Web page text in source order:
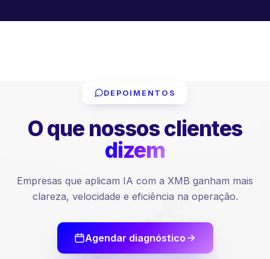
DEPOIMENTOS
O que nossosclientes
dizem
Empresas que aplicam IA com a XMB ganham mais
clareza, velocidade e eficiência na operação.
Agendar diagnóstico